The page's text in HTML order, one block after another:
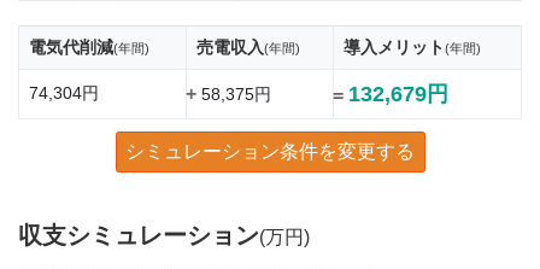
電気代削減(年間) 売電収入(年間) 導入メリット(年間)
74,304円 +58,375円 = 132,679円
シミュレーション条件を変更する
収支シミュレーション(万円)